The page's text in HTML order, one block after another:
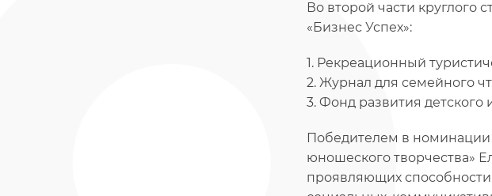
Во второй части круглого
«Бизнес Успех»:
1. Рекреационный
2. Журнал для семейного
3. Фонд развития детского
Победителем в номинации
юношеского творчества»
проявляющих способности